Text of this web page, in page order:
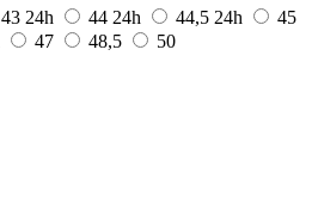
43 24h 44 24h 44,5 24h
45
47 48,5
50